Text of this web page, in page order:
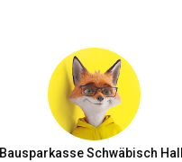
Bausparkasse Schwäbisch Hall